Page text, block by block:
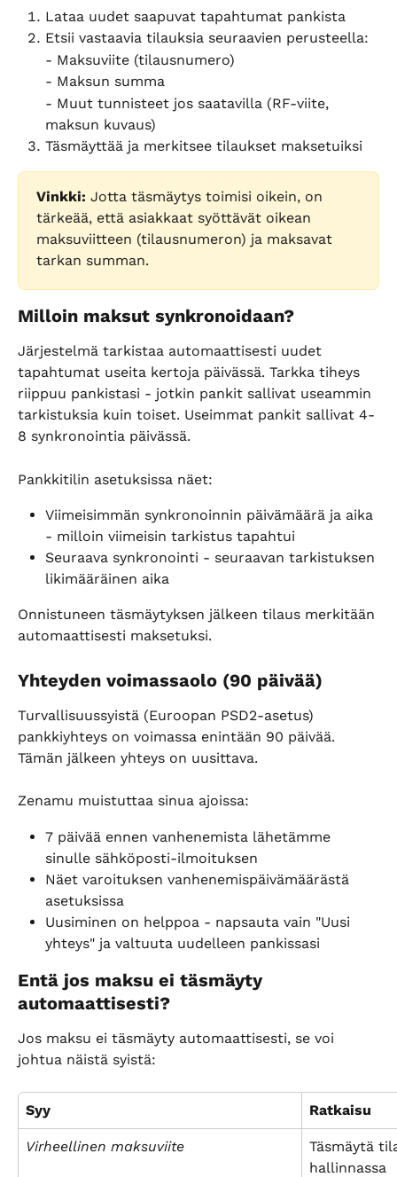
Lataa uudet saapuvat tapahtumat pankista
Etsii vastaavia tilauksia seuraavien perusteella:
- Maksuviite (tilausnumero)
- Maksun summa
- Muut tunnisteet jos saatavilla (RF-viite,
maksun kuvaus)
Täsmäyttää ja merkitsee tilaukset maksetuiksi
Vinkki: Jotta täsmäytys toimisi oikein, on
tärkeää, että asiakkaat syöttävät oikean
maksuviitteen (tilausnumeron) ja maksavat
tarkan summan.
Milloin maksut synkronoidaan?
Järjestelmä tarkistaa automaattisesti uudet
tapahtumat useita kertoja päivässä. Tarkka tiheys
riippuu pankistasi - jotkin pankit sallivat useammin
tarkistuksia kuin toiset. Useimmat pankit sallivat 4-
8 synkronointia päivässä.
Pankkitilin asetuksissa näet:
Viimeisimmän synkronoinnin päivämäärä ja aika
- milloin viimeisin tarkistus tapahtui
Seuraava synkronointi - seuraavan tarkistuksen
likimääräinen aika
Onnistuneen täsmäytyksen jälkeen tilaus merkitään
automaattisesti maksetuksi.
Yhteyden voimassaolo (90 päivää)
Turvallisuussyistä (Euroopan PSD2-asetus)
pankkiyhteys on voimassa enintään 90 päivää.
Tämän jälkeen yhteys on uusittava.
Zenamu muistuttaa sinua ajoissa:
7 päivää ennen vanhenemista lähetämme
sinulle sähköposti-ilmoituksen
Näet varoituksen vanhenemispäivämäärästä
asetuksissa
Uusiminen on helppoa - napsauta vain "Uusi
yhteys" ja valtuuta uudelleen pankissasi
Entä jos maksu ei täsmäyty
automaattisesti?
Jos maksu ei täsmäyty automaattisesti, se voi
johtua näistä syistä:
Syy Ratkaisu
Virheellinen maksuviite
Täsmäytä
hallinnassa